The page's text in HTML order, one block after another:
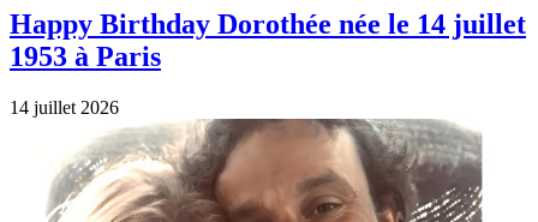
Happy Birthday Dorothée née le 14 juillet
1953 à Paris
14 juillet 2026